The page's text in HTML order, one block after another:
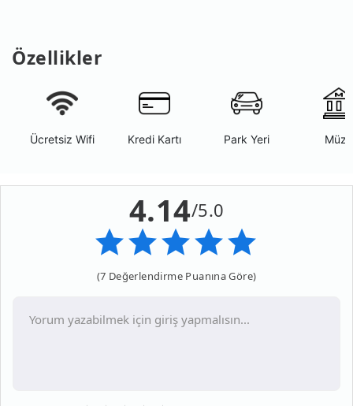
Özellikler
Ücretsiz Wifi Kredi Kartı Park Yeri Müze
4.14/5.0
(7 Değerlendirme Puanına Göre)